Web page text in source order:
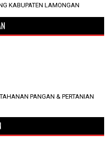
KABUPATEN LAMONGAN
PANGAN & PERTANIAN